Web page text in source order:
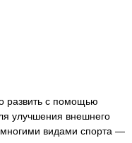
развить с помощью
улучшения внешнего
многими видами спорта —